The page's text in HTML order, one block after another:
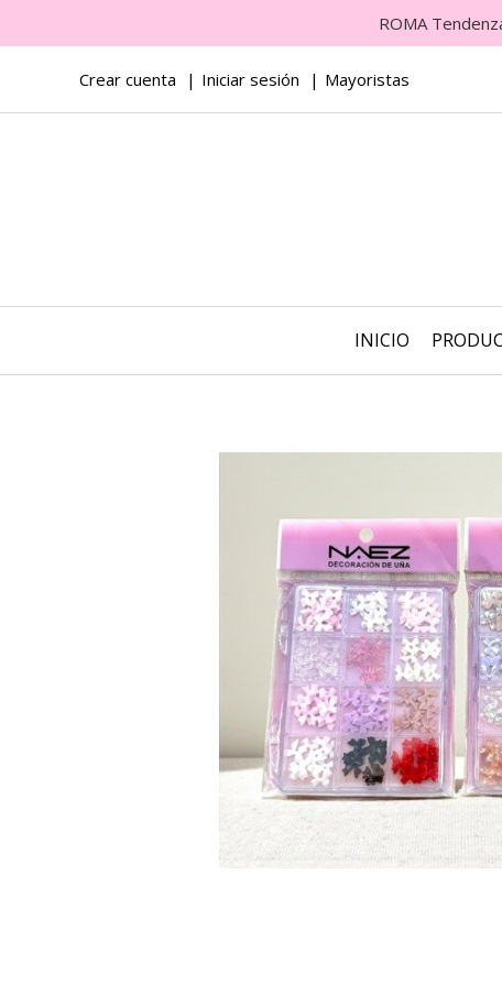
ROMA
Crear cuenta Iniciar sesión Mayoristas
INICIO